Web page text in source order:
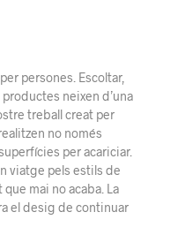
persones. Escoltar,
neixen d’una
treball creat per
no només
per acariciar.
viatge pels estils de
mai no acaba. La
el desig de continuar